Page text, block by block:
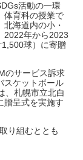
活動の一環
体育科の授業で
海道内の小・
2022年から2023
球）に寄贈
のサービス訴求
スケットボール
、札幌市立北白
贈呈式を実施す
り組むととも